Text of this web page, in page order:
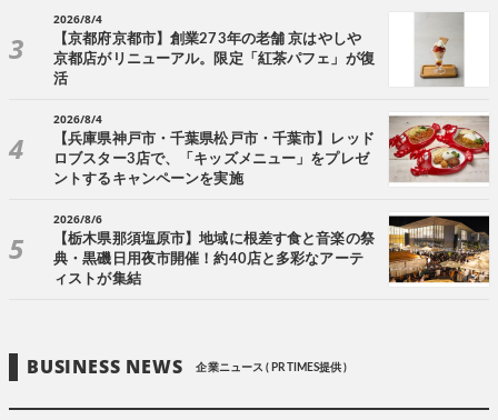
2026/8/4
【京都府京都市】創業273年の老舗 京はやしや
京都店がリニューアル。限定「紅茶パフェ」が復
活
2026/8/4
【兵庫県神戸市・千葉県松戸市・千葉市】レッド
ロブスター3店で、「キッズメニュー」をプレゼ
ントするキャンペーンを実施
2026/8/6
【栃木県那須塩原市】地域に根差す食と音楽の祭
典・黒磯日用夜市開催！約40店と多彩なアーテ
ィストが集結
BUSINESS NEWS 企業ニュース ( PR TIMES提供 )